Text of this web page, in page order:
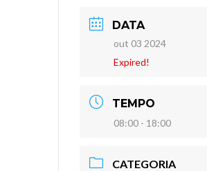
DATA
out 03 2024
Expired!
TEMPO
08:00 - 18:00
CATEGORIA